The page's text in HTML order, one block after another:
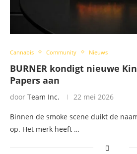
Cannabis Community Nieuws
BURNER kondigt nieuwe
Papers aan
door Team Inc. 22 mei 2026
Binnen de smoke scene duikt de
op. Het merk heeft …